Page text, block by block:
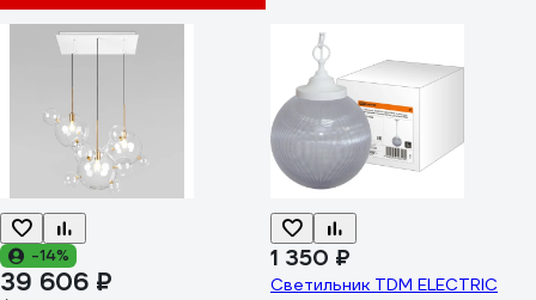
-14%
39 606 ₽
1 350 ₽
Светильник TDM ELECTRIC